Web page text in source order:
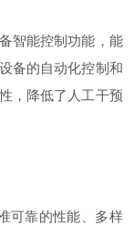
智能控制功能，能
备的自动化控制和
，降低了人工干预
可靠的性能、多样